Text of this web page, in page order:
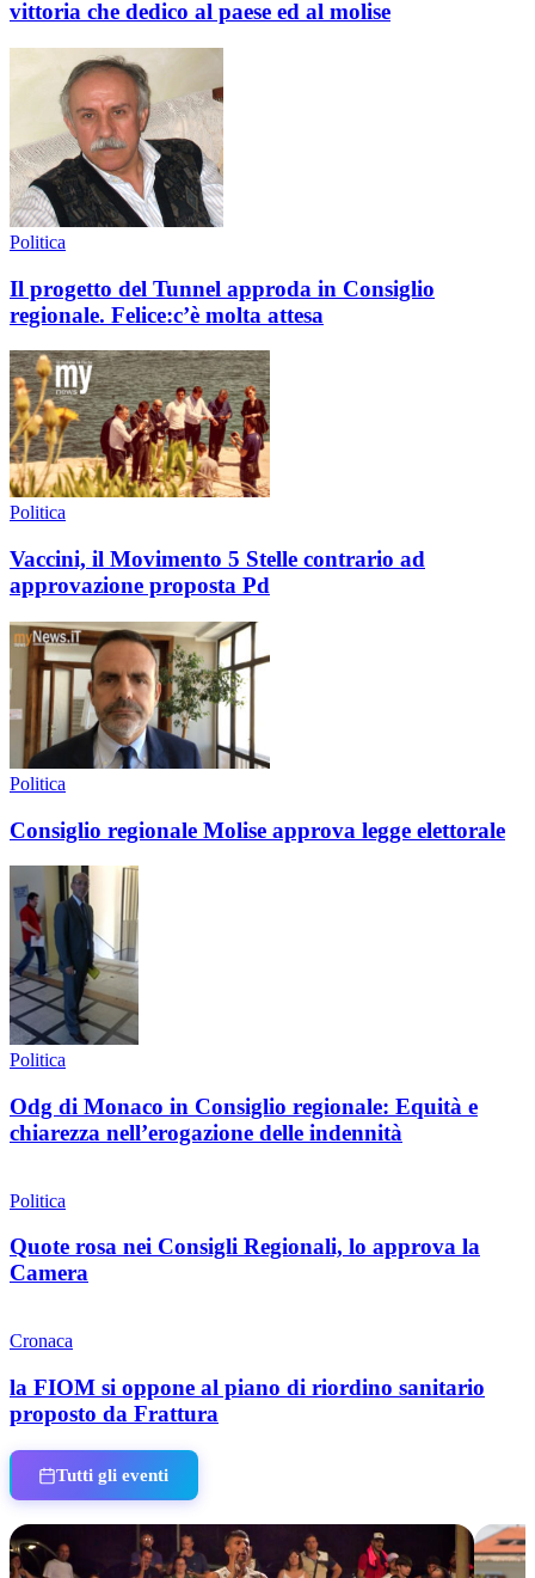
vittoria che dedico al paese ed al molise
Politica
Il progetto del Tunnel approda in Consiglio
regionale. Felice:c’è molta attesa
Politica
Vaccini, il Movimento 5 Stelle contrario ad
approvazione proposta Pd
Politica
Consiglio regionale Molise approva legge elettorale
Politica
Odg di Monaco in Consiglio regionale: Equità e
chiarezza nell’erogazione delle indennità
Politica
Quote rosa nei Consigli Regionali, lo approva la
Camera
Cronaca
la FIOM si oppone al piano di riordino sanitario
proposto da Frattura
Tutti gli eventi